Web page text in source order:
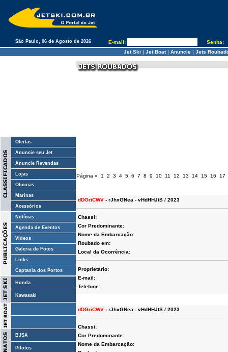
São Paulo, 06 de Agosto de 2026 E-mail:
Senha:
Jet Ski | Jet Boat| Anuncie| Jets
Ofertas
Anuncie seu Jet
Anuncie Revendas
Lojas
Oficinas
Marinas
Acessórios
Notícias
Agenda de Eventos
Vídeos
Galeria de Fotos
Links
Captania dos Portos
Honda
Kawasaki
BJSA
Pilotos
Página « 1 2 3 4 5 6 7 8 9 10 11 12 13 14 15 16 17
dDGriCWV - rJhxGNea - vHdHHJtS / 2023
Chassi:
Cor Predominante:
Nome da Embarcação:
Roubado em:
Local da Ocorrência:
Proprietário:
E-mail:
Telefone:
dDGriCWV - rJhxGNea - vHdHHJtS / 2023
Chassi:
Cor Predominante:
Nome da Embarcação: